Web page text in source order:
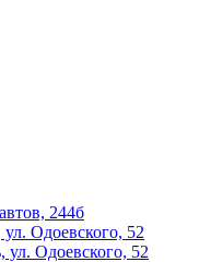
244б
Одоевского, 52
ул. Одоевского, 52